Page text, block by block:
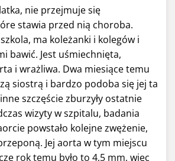
nie przejmuje się
stawia przed nią choroba.
ma koleżanki i kolegów i
bawić. Jest uśmiechnięta,
i wrażliwa. Dwa miesiące temu
siostrą i bardzo podoba się jej ta
szczęście zburzyły ostatnie
wizyty w szpitalu, badania
powstało kolejne zwężenie,
Jej aorta w tym miejscu
rok temu było to 4,5 mm, więc